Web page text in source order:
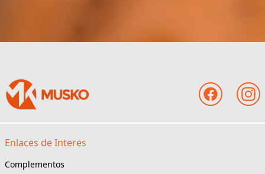
Enlaces de Interes
Complementos